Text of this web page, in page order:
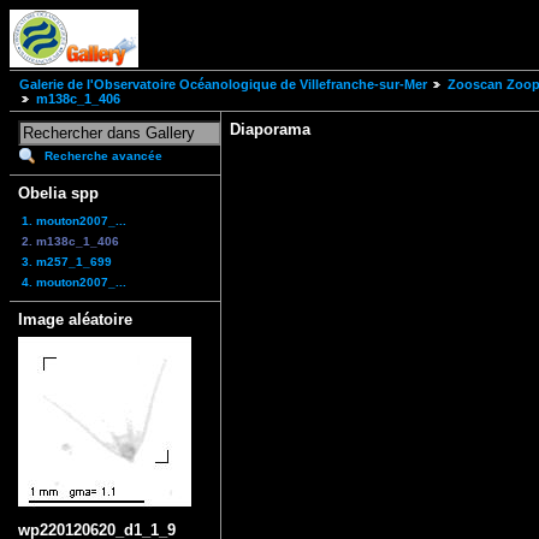
Galerie de l'Observatoire Océanologique de Villefranche-sur-Mer
Zooscan
m138c_1_406
Recherche avancée
Obelia spp
1. mouton2007_...
2. m138c_1_406
3. m257_1_699
4. mouton2007_...
Image aléatoire
wp220120620_d1_1_9
Diaporama